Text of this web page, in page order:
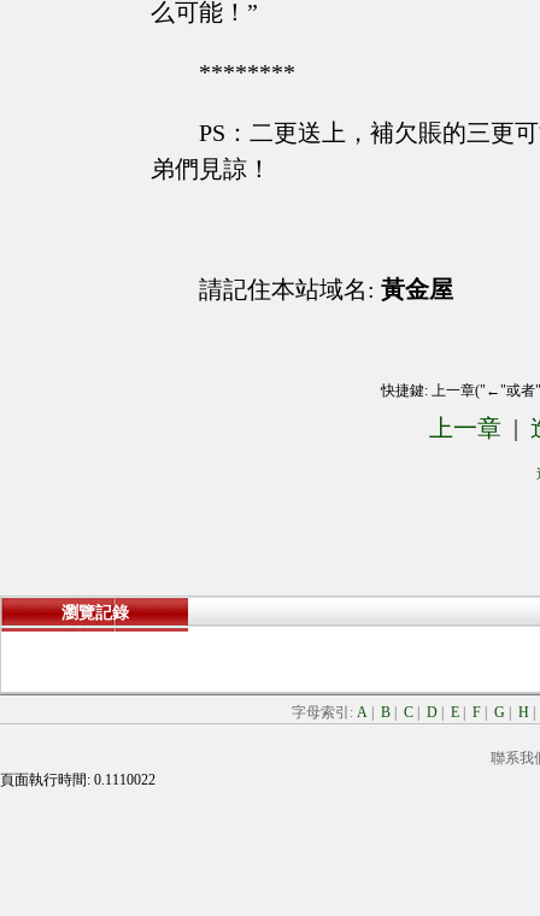
么可能！”
********
PS：二更送上，補欠賬的三更
弟們見諒！
請記住本站域名: 黃金屋
快捷鍵: 上一章("←"或
上一章 |
瀏覽記錄
字母索引: A B C D E F G H
聯系我
頁面執行時間: 0.1110022